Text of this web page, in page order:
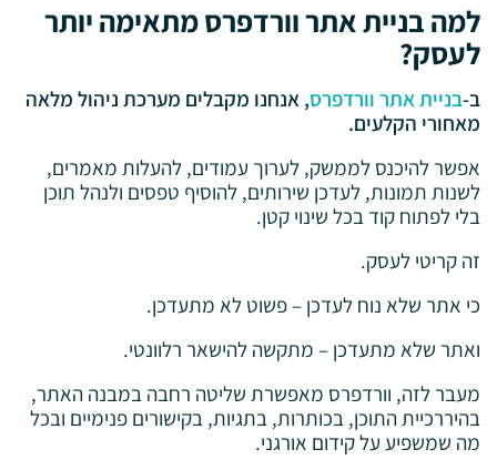
למה בניית אתר וורדפרס מתאימה יותר
לעסק?
ב-בניית אתר וורדפרס, אנחנו מקבלים מערכת ניהול מלאה
מאחורי הקלעים.
אפשר להיכנס לממשק, לערוך עמודים, להעלות מאמרים,
לשנות תמונות, לעדכן שירותים, להוסיף טפסים ולנהל תוכן
בלי לפתוח קוד בכל שינוי קטן.
זה קריטי לעסק.
כי אתר שלא נוח לעדכן – פשוט לא מתעדכן.
ואתר שלא מתעדכן – מתקשה להישאר רלוונטי.
מעבר לזה, וורדפרס מאפשרת שליטה רחבה במבנה האתר,
בהיררכיית התוכן, בכותרות, בתגיות, בקישורים פנימיים ובכל
מה שמשפיע על קידום אורגני.